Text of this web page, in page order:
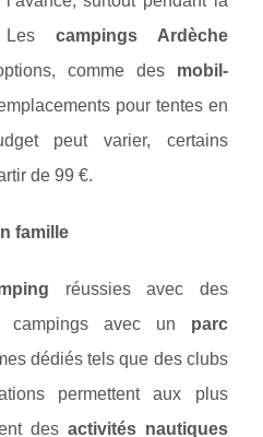
Les campings Ardèche
comme des mobil-
pour tentes en
peut varier, certains
de 99 €.
famille
réussies avec des
avec un parc
dédiés tels que des clubs
permettent aux plus
des activités nautiques